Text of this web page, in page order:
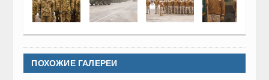
ПОХОЖИЕ ГАЛЕРЕИ